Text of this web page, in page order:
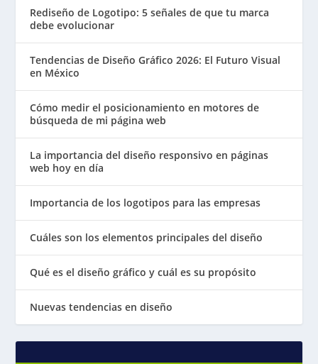
Rediseño de Logotipo: 5 señales de que tu marca
debe evolucionar
Tendencias de Diseño Gráfico 2026: El Futuro Visual
en México
Cómo medir el posicionamiento en motores de
búsqueda de mi página web
La importancia del diseño responsivo en páginas
web hoy en día
Importancia de los logotipos para las empresas
Cuáles son los elementos principales del diseño
Qué es el diseño gráfico y cuál es su propósito
Nuevas tendencias en diseño